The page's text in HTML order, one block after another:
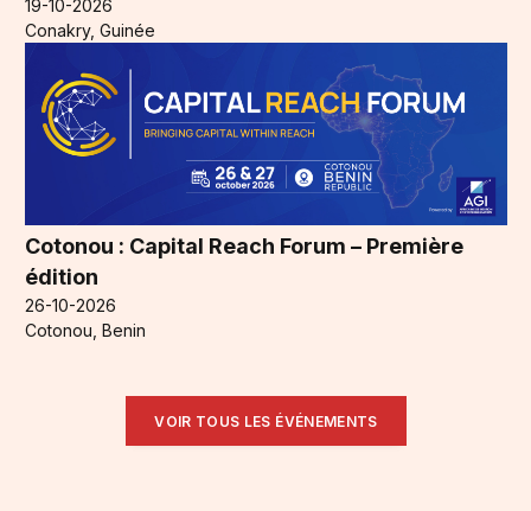
19-10-2026
Conakry, Guinée
Cotonou : Capital Reach Forum – Première
édition
26-10-2026
Cotonou, Benin
VOIR TOUS LES ÉVÉNEMENTS